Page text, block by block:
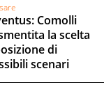
Comolli
la scelta
di
scenari